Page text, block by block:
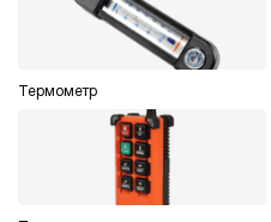
Термометр